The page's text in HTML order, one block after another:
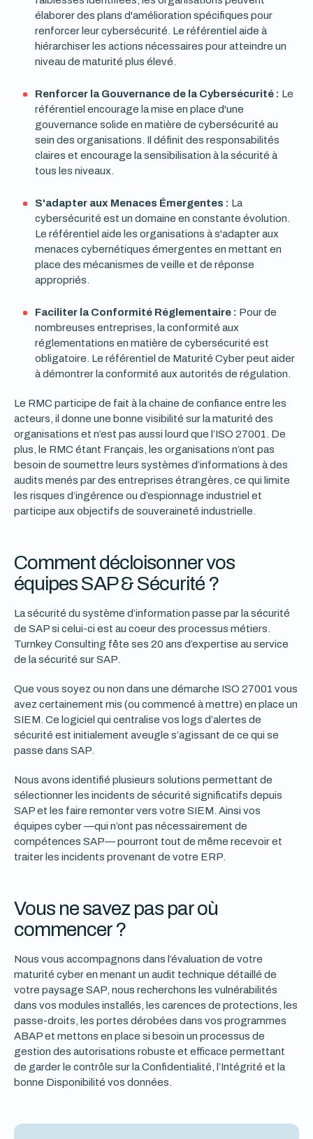
élaborer des plans d'amélioration spécifiques pour
renforcer leur cybersécurité. Le référentiel aide à
hiérarchiser les actions nécessaires pour atteindre un
niveau de maturité plus élevé.
Renforcer la Gouvernance de la Cybersécurité : Le
référentiel encourage la mise en place d'une
gouvernance solide en matière de cybersécurité au
sein des organisations. Il définit des responsabilités
claires et encourage la sensibilisation à la sécurité à
tous les niveaux.
S'adapter aux Menaces Émergentes : La
cybersécurité est un domaine en constante évolution.
Le référentiel aide les organisations à s'adapter aux
menaces cybernétiques émergentes en mettant en
place des mécanismes de veille et de réponse
appropriés.
Faciliter la Conformité Réglementaire : Pour de
nombreuses entreprises, la conformité aux
réglementations en matière de cybersécurité est
obligatoire. Le référentiel de Maturité Cyber peut aider
à démontrer la conformité aux autorités de régulation.
Le RMC participe de fait à la chaine de confiance entre les
acteurs, il donne une bonne visibilité sur la maturité des
organisations et n’est pas aussi lourd que l’ISO 27001. De
plus, le RMC étant Français, les organisations n’ont pas
besoin de soumettre leurs systèmes d’informations à des
audits menés par des entreprises étrangères, ce qui limite
les risques d’ingérence ou d’espionnage industriel et
participe aux objectifs de souveraineté industrielle.
Comment décloisonner vos
équipes SAP & Sécurité ?
La sécurité du système d’information passe par la sécurité
de SAP si celui-ci est au coeur des processus métiers.
Turnkey Consulting fête ses 20 ans d’expertise au service
de la sécurité sur SAP.
Que vous soyez ou non dans une démarche ISO 27001 vous
avez certainement mis (ou commencé à mettre) en place un
SIEM. Ce logiciel qui centralise vos logs d’alertes de
sécurité est initialement aveugle s’agissant de ce qui se
passe dans SAP.
Nous avons identifié plusieurs solutions permettant de
sélectionner les incidents de sécurité significatifs depuis
SAP et les faire remonter vers votre SIEM. Ainsi vos
équipes cyber —qui n’ont pas nécessairement de
compétences SAP— pourront tout de même recevoir et
traiter les incidents provenant de votre ERP.
Vous ne savez pas par où
commencer ?
Nous vous accompagnons dans l’évaluation de votre
maturité cyber en menant un audit technique détaillé de
votre paysage SAP, nous recherchons les vulnérabilités
dans vos modules installés, les carences de protections, les
passe-droits, les portes dérobées dans vos programmes
ABAP et mettons en place si besoin un processus de
gestion des autorisations robuste et efficace permettant
de garder le contrôle sur la Confidentialité, l’Intégrité et la
bonne Disponibilité vos données.